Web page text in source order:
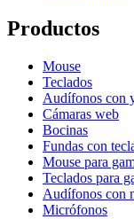
Productos
Mouse
Teclados
Audífonos con
Cámaras web
Bocinas
Fundas con
Mouse para
Teclados para
Audífonos con
Micrófonos